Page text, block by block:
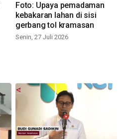
Foto: Upaya pemadaman
kebakaran lahan di sisi
gerbang tol kramasan
Senin, 27 Juli 2026